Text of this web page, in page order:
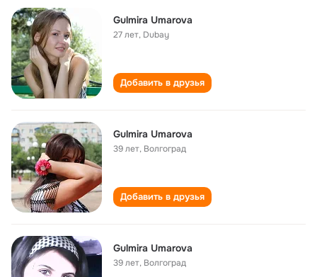
Gulmira Umarova
27 лет, Dubay
Добавить в друзья
Gulmira Umarova
39 лет, Волгоград
Добавить в друзья
Gulmira Umarova
39 лет, Волгоград